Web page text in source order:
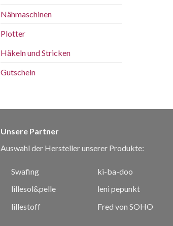
Nähmaschinen
Plotter
Häkeln und Stricken
Gutschein
Unsere Partner
Auswahl der Hersteller unserer Produkte:
Swafing
lillesol&pelle
lillestoff
ki-ba-doo
leni pepunkt
Fred von SOHO